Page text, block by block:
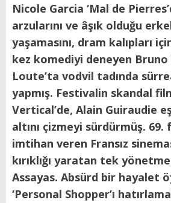
Nicole Garcia ‘Mal de
arzularını ve âşık olduğu
yaşamasını, dram kalıpları
kez komediyi deneyen Bruno
Loute’ta vodvil tadında
yapmış. Festivalin skandal
Vertical’de, Alain Guiraudie
altını çizmeyi sürdürmüş.
imtihan veren Fransız
kırıklığı yaratan tek
Assayas. Absürd bir hayalet
‘Personal Shopper’ı